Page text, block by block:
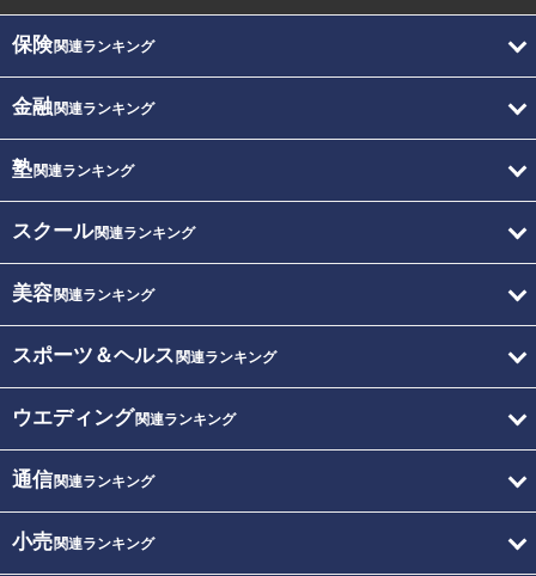
保険関連ランキング
金融関連ランキング
塾関連ランキング
スクール関連ランキング
美容関連ランキング
スポーツ＆ヘルス 関連ランキング
ウエディング関連ランキング
通信関連ランキング
小売関連ランキング